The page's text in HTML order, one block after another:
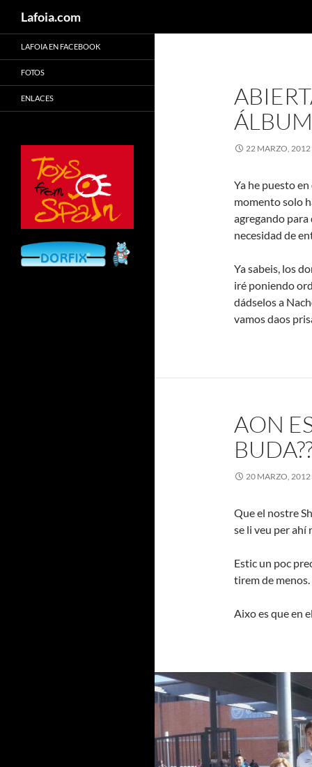
Lafoia.com
22 MARZO, 2012
Ya he puesto
momento solo
agregando para
necesidad de
Ya sabeis, los
iré poniendo
dádselos a
vamos daos
AON
20 MARZO, 2012
Que el nostre
se li veu per ahí
Estic un poc
tirem de menos.
Aixo es que en
LAFOIA EN FACEBOOK
FOTOS
ENLACES